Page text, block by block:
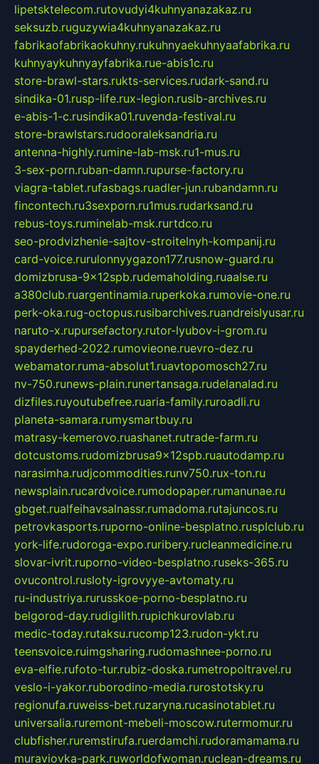
lipetsktelecom.rutovudyi4kuhnyanazakaz.ru
seksuzb.ruguzywia4kuhnyanazakaz.ru
fabrikaofabrikaokuhny.rukuhnyaekuhnyaafabrika.ru
kuhnyaykuhnyayfabrika.rue-abis1c.ru
store-brawl-stars.rukts-services.rudark-sand.ru
sindika-01.rusp-life.rux-legion.rusib-archives.ru
e-abis-1-c.rusindika01.ruvenda-festival.ru
store-brawlstars.rudooraleksandria.ru
antenna-highly.rumine-lab-msk.ru1-mus.ru
3-sex-porn.ruban-damn.rupurse-factory.ru
viagra-tablet.rufasbags.ruadler-jun.rubandamn.ru
fincontech.ru3sexporn.ru1mus.rudarksand.ru
rebus-toys.ruminelab-msk.rurtdco.ru
seo-prodvizhenie-sajtov-stroitelnyh-kompanij.ru
card-voice.rurulonnyygazon177.rusnow-guard.ru
domizbrusa-9x12spb.rudemaholding.ruaalse.ru
a380club.ruargentinamia.ruperkoka.rumovie-one.ru
perk-oka.rug-octopus.rusibarchives.ruandreislyusar.ru
naruto-x.rupursefactory.rutor-lyubov-i-grom.ru
spayderhed-2022.rumovieone.ruevro-dez.ru
webamator.ruma-absolut1.ruavtopomosch27.ru
nv-750.runews-plain.runertansaga.rudelanalad.ru
dizfiles.ruyoutubefree.ruaria-family.ruroadli.ru
planeta-samara.rumysmartbuy.ru
matrasy-kemerovo.ruashanet.rutrade-farm.ru
dotcustoms.rudomizbrusa9x12spb.ruautodamp.ru
narasimha.rudjcommodities.runv750.rux-ton.ru
newsplain.rucardvoice.rumodopaper.rumanunae.ru
gbget.rualfeihavsalnassr.rumadoma.rutajuncos.ru
petrovkasports.ruporno-online-besplatno.rusplclub.ru
york-life.rudoroga-expo.ruribery.rucleanmedicine.ru
slovar-ivrit.ruporno-video-besplatno.ruseks-365.ru
ovucontrol.rusloty-igrovyye-avtomaty.ru
ru-industriya.rurusskoe-porno-besplatno.ru
belgorod-day.rudigilith.rupichkurovlab.ru
medic-today.rutaksu.rucomp123.rudon-ykt.ru
teensvoice.ruimgsharing.rudomashnee-porno.ru
eva-elfie.rufoto-tur.rubiz-doska.rumetropoltravel.ru
veslo-i-yakor.ruborodino-media.rurostotsky.ru
regionufa.ruweiss-bet.ruzaryna.rucasinotablet.ru
universalia.ruremont-mebeli-moscow.rutermomur.ru
clubfisher.ruremstirufa.ruerdamchi.rudoramamama.ru
muraviovka-park.ruworldofwoman.ruclean-dreams.ru